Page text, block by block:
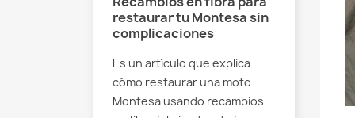
restaurar tu Montesa sin
complicaciones
Es un artículo que explica
cómo restaurar una moto
Montesa usando recambios
Variant
fibra:
Es un